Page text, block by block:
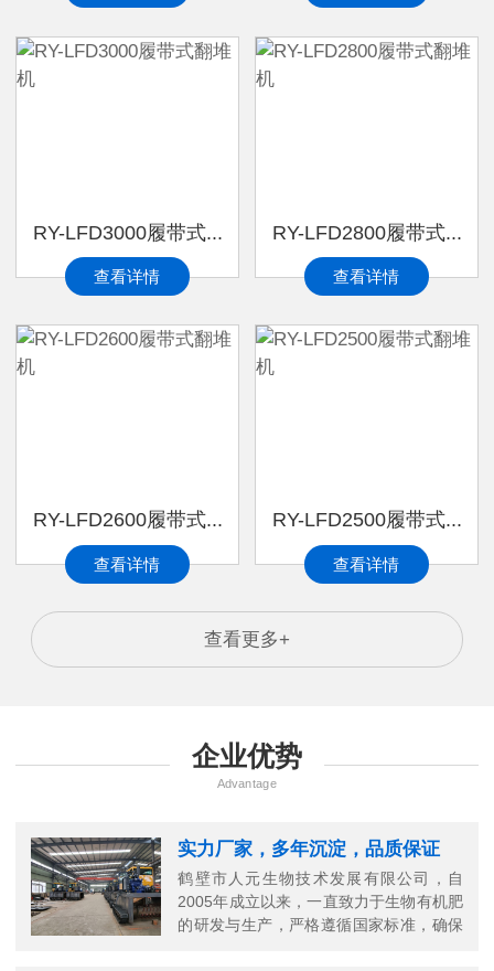
RY-LFD3000履带式...
查看详情
RY-LFD2800履带式...
查看详情
RY-LFD2600履带式...
查看详情
RY-LFD2500履带式...
查看详情
查看更多+
企业优势
Advantage
实力厂家，多年沉淀，品质保证
鹤壁市人元生物技术发展有限公司，自
2005年成立以来，一直致力于生物有机肥
的研发与生产，严格遵循国家标准，确保